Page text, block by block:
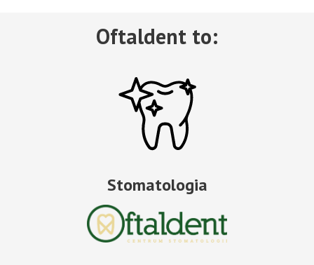
Oftaldent to:
Stomatologia